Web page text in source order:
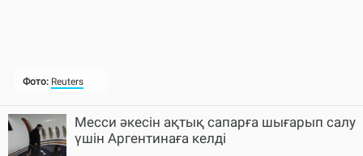
Месси әкесін ақтық сапарға шығарып салу
үшін Аргентинаға келді